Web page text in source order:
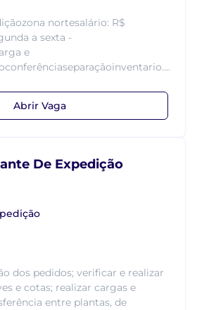
nortesalário: R$
a sexta -
e
Abrir Vaga
De Expedição
dos pedidos; verificar e realizar
e cotas; realizar cargas e
entre plantas, de